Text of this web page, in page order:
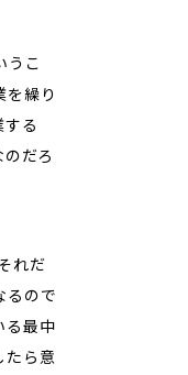
うこ
を繰り
る
だろ
れだ
るので
る最中
たら意